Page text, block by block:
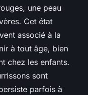
une peau
Cet état
associé à la
à tout âge, bien
chez les enfants.
sont
parfois à